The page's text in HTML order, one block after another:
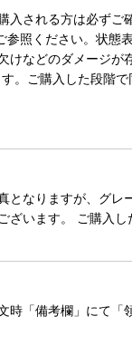
入される方は必ず
参照ください。状態
けなどのダメージ
。ご購入した段階
となりますが、グ
ざいます。 ご購入
「備考欄」にて「